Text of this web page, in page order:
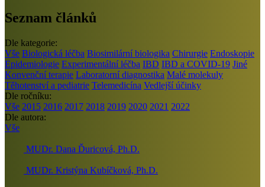
Seznam článků
Dle kategorie:
Vše Biologická léčba Biosimilární biologika Chirurgie Endoskopie
Epidemiologie Experimentální léčba IBD IBD a COVID-19 Jiné
Konvenční terapie Laboratorní diagnostika Malé molekuly
Těhotenství a pediatrie Telemedicína Vedlejší účinky
Dle ročníku:
Vše 2015 2016 2017 2018 2019 2020 2021 2022
Dle autora:
Vše
MUDr. Dana Ďuricová, Ph.D.
MUDr. Kristýna Kubíčková, Ph.D.